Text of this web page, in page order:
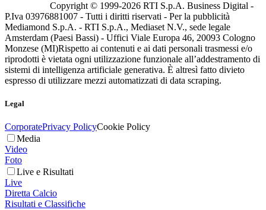
Copyright © 1999-2026 RTI S.p.A. Business Digital -
P.Iva 03976881007 - Tutti i diritti riservati - Per la pubblicità
Mediamond S.p.A. - RTI S.p.A., Mediaset N.V., sede legale
Amsterdam (Paesi Bassi) - Uffici Viale Europa 46, 20093 Cologno
Monzese (MI)Rispetto ai contenuti e ai dati personali trasmessi e/o
riprodotti è vietata ogni utilizzazione funzionale all’addestramento di
sistemi di intelligenza artificiale generativa. È altresì fatto divieto
espresso di utilizzare mezzi automatizzati di data scraping.
Legal
CorporatePrivacy PolicyCookie Policy
Media
Video
Foto
Live e Risultati
Live
Diretta Calcio
Risultati e Classifiche